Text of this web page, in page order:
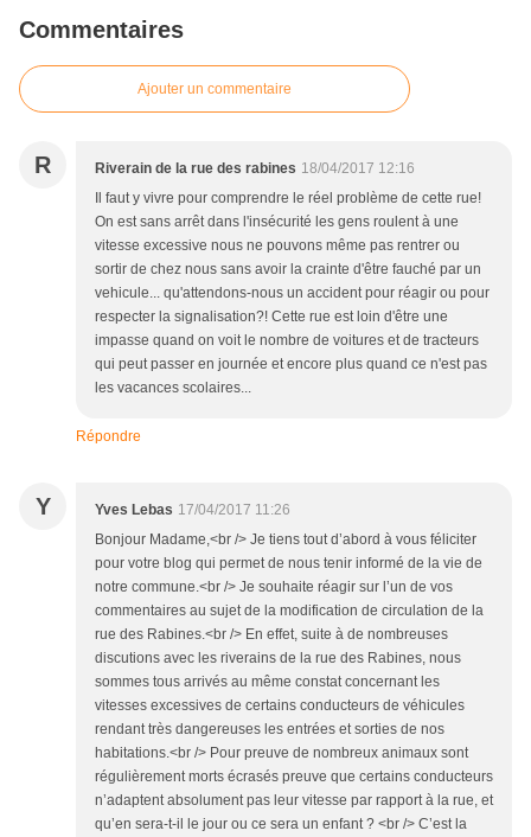
Commentaires
Ajouter un commentaire
R Riverain de la rue des rabines 18/04/2017 12:16
Il faut y vivre pour comprendre le réel problème de cette rue!
On est sans arrêt dans l'insécurité les gens roulent à une
vitesse excessive nous ne pouvons même pas rentrer ou
sortir de chez nous sans avoir la crainte d'être fauché par un
vehicule... qu'attendons-nous un accident pour réagir ou pour
respecter la signalisation?! Cette rue est loin d'être une
impasse quand on voit le nombre de voitures et de tracteurs
qui peut passer en journée et encore plus quand ce n'est pas
les vacances scolaires...
Répondre
Y Yves Lebas 17/04/2017 11:26
Bonjour Madame,<br /> Je tiens tout d’abord à vous féliciter
pour votre blog qui permet de nous tenir informé de la vie de
notre commune.<br /> Je souhaite réagir sur l’un de vos
commentaires au sujet de la modification de circulation de la
rue des Rabines.<br /> En effet, suite à de nombreuses
discutions avec les riverains de la rue des Rabines, nous
sommes tous arrivés au même constat concernant les
vitesses excessives de certains conducteurs de véhicules
rendant très dangereuses les entrées et sorties de nos
habitations.<br /> Pour preuve de nombreux animaux sont
régulièrement morts écrasés preuve que certains conducteurs
n’adaptent absolument pas leur vitesse par rapport à la rue, et
qu’en sera-t-il le jour ou ce sera un enfant ? <br /> C’est la